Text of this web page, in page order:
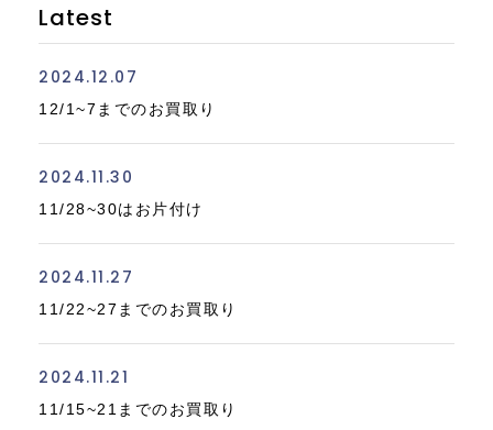
Latest
2024.12.07
12/1~7までのお買取り
2024.11.30
11/28~30はお片付け
2024.11.27
11/22~27までのお買取り
2024.11.21
11/15~21までのお買取り